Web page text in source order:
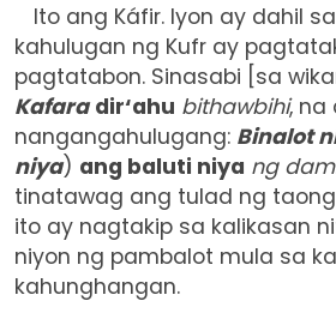
Ito ang Káfir. Iyon ay dahil
kahulugan ng Kufr ay
pagtatabon. Sinasabi [sa
Kafara dir‘ahu bithawbihi, na
nangangahulugang: Binalot
niya) ang baluti niya ng
tinatawag ang tulad ng
ito ay nagtakip sa kalikasan
niyon ng pambalot mula sa
kahunghangan.